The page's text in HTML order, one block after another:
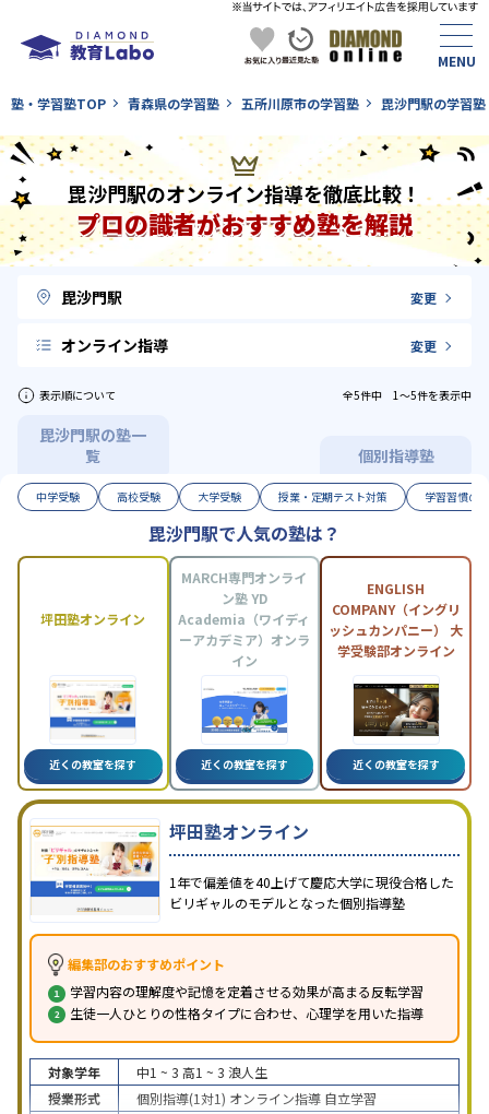
塾・学習塾TOP 青森県の学習塾 五所川原市の学習塾 毘沙門駅の学習塾
毘沙門駅のオンライン指導を徹底比較！
プロの識者がおすすめ塾を解説
毘沙門駅 変更
オンライン指導 変更
表示順について 全5件中 1〜5件を表示中
毘沙門駅の塾一
覧
個別指導塾
中学受験 高校受験 大学受験 授業・定期テスト対策 学習習慣の
毘沙門駅で人気の塾は？
坪田塾オンライン
近くの教室を探す
MARCH専門オンライ
ン塾 YD
Academia（ワイディ
ーアカデミア）オンラ
イン
近くの教室を探す
ENGLISH
COMPANY（イングリ
ッシュカンパニー） 大
学受験部オンライン
近くの教室を探す
坪田塾オンライン
1年で偏差値を40上げて慶応大学に現役合格した
ビリギャルのモデルとなった個別指導塾
編集部のおすすめポイント
学習内容の理解度や記憶を定着させる効果が高まる反転学習
生徒一人ひとりの性格タイプに合わせ、心理学を用いた指導
対象学年 中1 ~ 3 高1 ~ 3 浪人生
授業形式
個別指導(1対1) オンライン指導 自立学習